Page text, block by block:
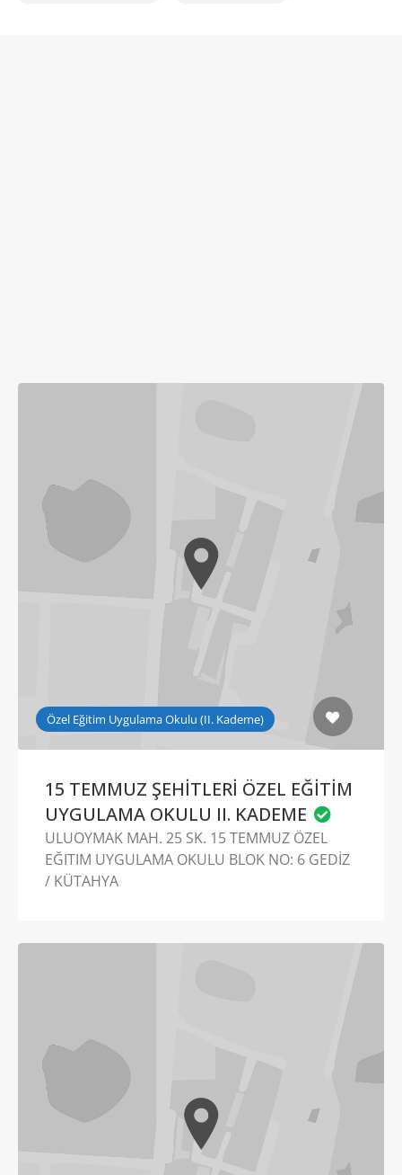
Özel Eğitim Uygulama Okulu (II. Kademe)
15 TEMMUZ ŞEHİTLERİ ÖZEL EĞİTİM
UYGULAMA OKULU II. KADEME
ULUOYMAK MAH. 25 SK. 15 TEMMUZ ÖZEL
EĞITIM UYGULAMA OKULU BLOK NO: 6 GEDİZ
/ KÜTAHYA